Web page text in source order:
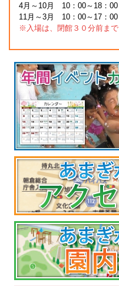
4月～10月 10：00～18：00
11月～3月 10：00～17：00
※入場は、閉館３０分前まで